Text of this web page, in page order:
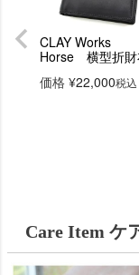
CLAY Works
Horse 横型折
価格 ¥22,000税込
Care Item ケ